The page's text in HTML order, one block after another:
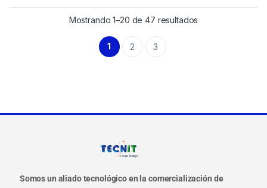
Mostrando 1–20 de 47 resultados
1 2 3
Somos un aliado tecnológico en la comercialización de